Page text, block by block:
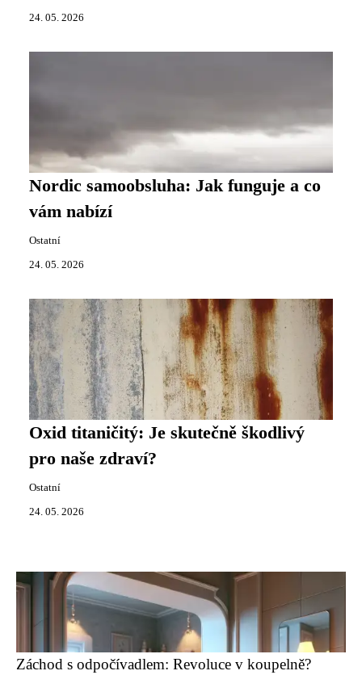
24. 05. 2026
Nordic samoobsluha: Jak funguje a co
vám nabízí
Ostatní
24. 05. 2026
Oxid titaničitý: Je skutečně škodlivý
pro naše zdraví?
Ostatní
24. 05. 2026
Záchod s odpočívadlem: Revoluce v koupelně?